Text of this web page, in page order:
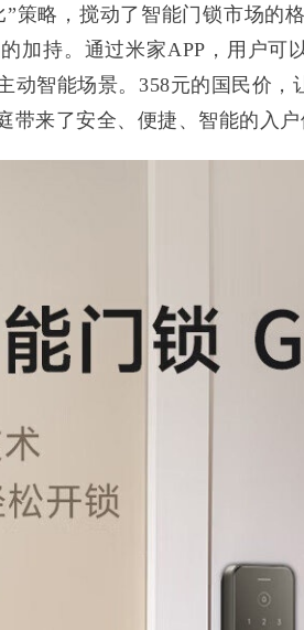
策略，搅动了智能门锁市场的
加持。通过米家APP，用户可
动智能场景。358元的国民价
带来了安全、便捷、智能的入户